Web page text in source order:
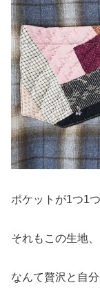
ポケットが1つ1
それもこの生地
なんて贅沢と自